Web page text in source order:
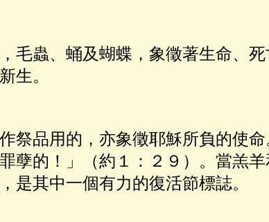
毛蟲、蛹及蝴蝶，象徵著生命、
生。
祭品用的，亦象徵耶穌所負的使
孽的！」（約１：２９）。當羔
是其中一個有力的復活節標誌。